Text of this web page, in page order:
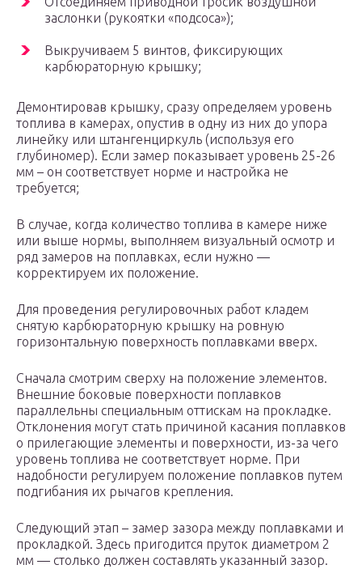
заслонки (рукоятки «подсоса»);
Выкручиваем 5 винтов, фиксирующих
карбюраторную крышку;
Демонтировав крышку, сразу определяем уровень
топлива в камерах, опустив в одну из них до упора
линейку или штангенциркуль (используя его
глубиномер). Если замер показывает уровень 25-26
мм – он соответствует норме и настройка не
требуется;
В случае, когда количество топлива в камере ниже
или выше нормы, выполняем визуальный осмотр и
ряд замеров на поплавках, если нужно —
корректируем их положение.
Для проведения регулировочных работ кладем
снятую карбюраторную крышку на ровную
горизонтальную поверхность поплавками вверх.
Сначала смотрим сверху на положение элементов.
Внешние боковые поверхности поплавков
параллельны специальным оттискам на прокладке.
Отклонения могут стать причиной касания поплавков
о прилегающие элементы и поверхности, из-за чего
уровень топлива не соответствует норме. При
надобности регулируем положение поплавков путем
подгибания их рычагов крепления.
Следующий этап – замер зазора между поплавками и
прокладкой. Здесь пригодится пруток диаметром 2
мм — столько должен составлять указанный зазор.